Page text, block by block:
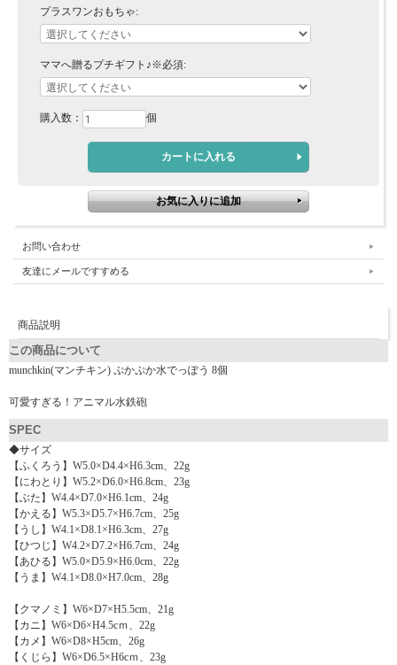
プラスワンおもちゃ:
ママへ贈るプチギフト♪※必須:
購入数： 個
お問い合わせ
友達にメールですすめる
商品説明
この商品について
munchkin(マンチキン) ぷかぷか水でっぽう 8個
可愛すぎる！アニマル水鉄砲
SPEC
◆サイズ
【ふくろう】W5.0×D4.4×H6.3cm、22g
【にわとり】W5.2×D6.0×H6.8cm、23g
【ぶた】W4.4×D7.0×H6.1cm、24g
【かえる】W5.3×D5.7×H6.7cm、25g
【うし】W4.1×D8.1×H6.3cm、27g
【ひつじ】W4.2×D7.2×H6.7cm、24g
【あひる】W5.0×D5.9×H6.0cm、22g
【うま】W4.1×D8.0×H7.0cm、28g
【クマノミ】W6×D7×H5.5cm、21g
【カニ】W6×D6×H4.5cｍ、22g
【カメ】W6×D8×H5cm、26g
【くじら】W6×D6.5×H6cｍ、23g